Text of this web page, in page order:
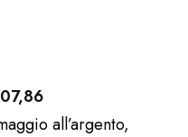
all’argento,